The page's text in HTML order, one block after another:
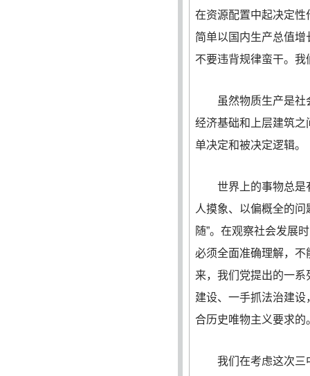
在资源配置中起决定
简单以国内生产总值
不要违背规律蛮干。
虽然物质生产是社会
经济基础和上层建筑
单决定和被决定逻辑。
世界上的事物总是有
人摸象、以偏概全的
随”。在观察社会发展
必须全面准确理解，
来，我们党提出的一系
建设、一手抓法治建
合历史唯物主义要求的
我们在考虑这次三中